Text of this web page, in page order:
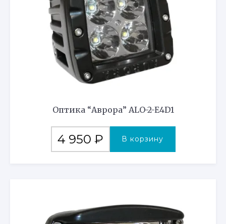
Оптика “Аврора” ALO-2-E4D1
4 950 ₽ В корзину